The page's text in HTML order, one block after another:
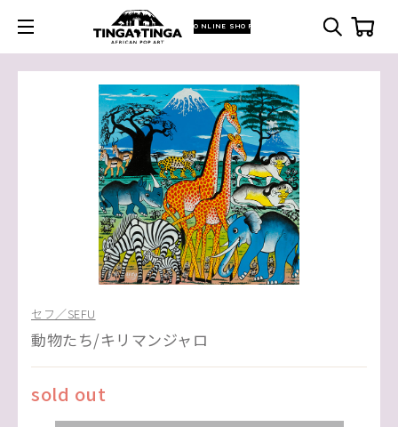
ONLINE SHOP
セフ／SEFU
動物たち/キリマンジャロ
sold out